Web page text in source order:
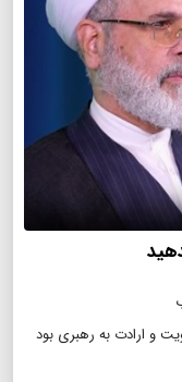
و ارادت به رهبری بود